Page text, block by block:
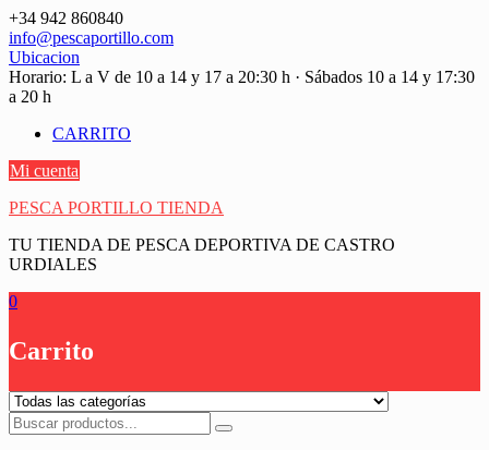
Saltar
contenido
+34 942 860840
info@pescaportillo.com
Ubicacion
Horario: L a V de 10 a 14 y 17 a 20:30 h · Sábados 10 a 14 y 17:30
a 20 h
CARRITO
Mi cuenta
PESCA PORTILLO TIENDA
TU TIENDA DE PESCA DEPORTIVA DE CASTRO
URDIALES
0
Carrito